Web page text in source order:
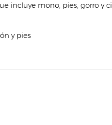
incluye mono, pies, gorro y
y pies